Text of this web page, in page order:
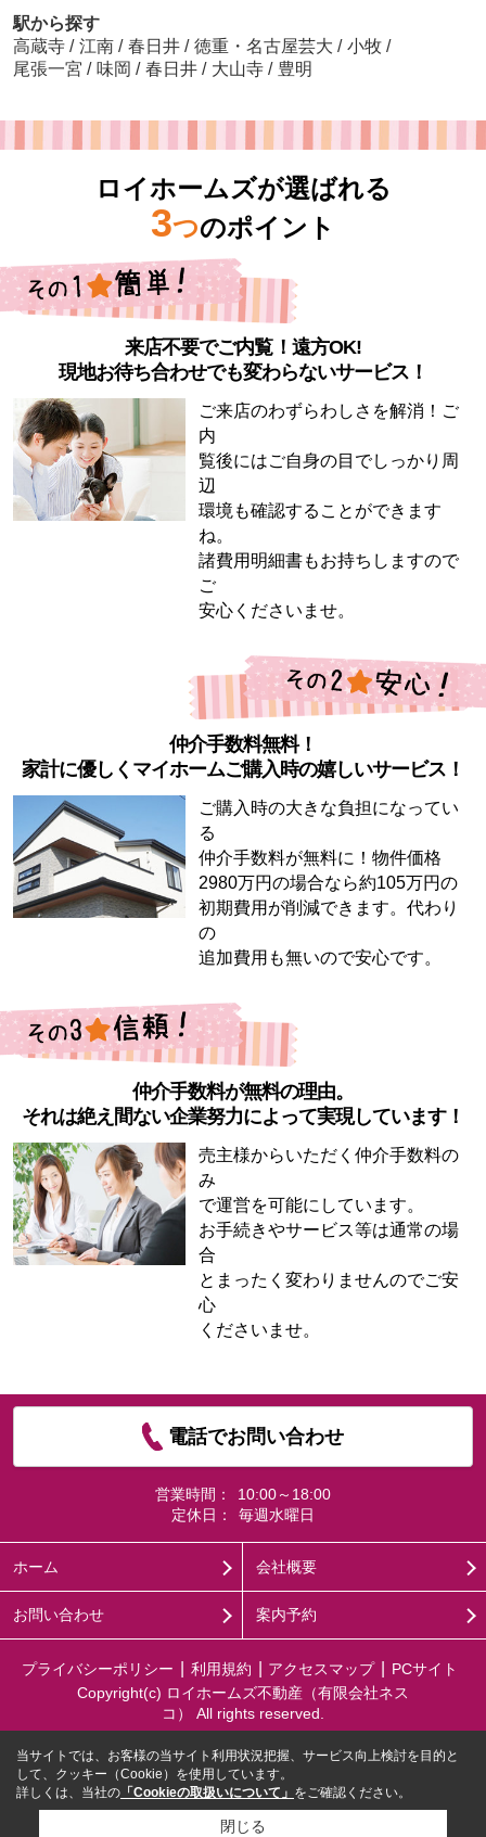
駅から探す
高蔵寺 / 江南 / 春日井 / 徳重・名古屋芸大 / 小牧 /
尾張一宮 / 味岡 / 春日井 / 大山寺 / 豊明
ロイホームズが選ばれる
3つのポイント
来店不要でご内覧！遠方OK!
現地お待ち合わせでも変わらないサービス！
ご来店のわずらわしさを解消！ご
内
覧後にはご自身の目でしっかり周
辺
環境も確認することができます
ね。
諸費用明細書もお持ちしますので
ご
安心くださいませ。
仲介手数料無料！
家計に優しくマイホームご購入時の嬉しいサービス！
ご購入時の大きな負担になってい
る
仲介手数料が無料に！物件価格
2980万円の場合なら約105万円の
初期費用が削減できます。代わり
の
追加費用も無いので安心です。
仲介手数料が無料の理由。
それは絶え間ない企業努力によって実現しています！
売主様からいただく仲介手数料の
み
で運営を可能にしています。
お手続きやサービス等は通常の場
合
とまったく変わりませんのでご安
心
くださいませ。
電話でお問い合わせ
営業時間：
10:00～18:00
定休日：
毎週水曜日
ホーム 会社概要
お問い合わせ 案内予約
プライバシーポリシー 利用規約 アクセスマップ
PCサイト
Copyright(c) ロイホームズ不動産（有限会社ネス
コ） All rights reserved.
当サイトでは、お客様の当サイト利用状況把握、サービス向上検討を目的と
して、クッキー（Cookie）を使用しています。
詳しくは、当社の 「Cookieの取扱いについて」 をご確認ください。
閉じる